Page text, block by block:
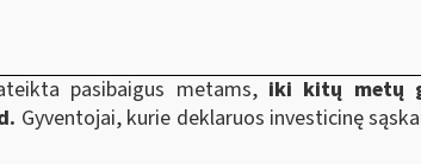
pasibaigus metams,iki kitų metų
Gyventojai, kurie deklaruos investicinę